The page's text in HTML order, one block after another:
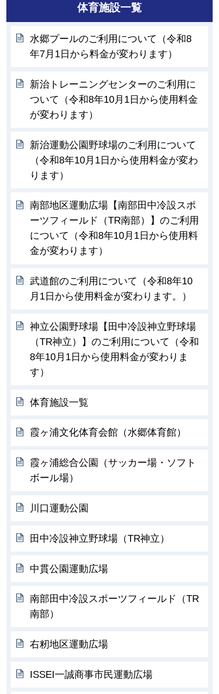
体育施設一覧
水郷プールのご利用について（令和8
年7月1日から料金が変わります）
新治トレーニングセンターのご利用に
ついて（令和8年10月1日から使用料金
が変わります）
新治運動公園野球場のご利用について
（令和8年10月1日から使用料金が変わ
ります）
南部地区運動広場【南部田中冷設スポ
ーツフィールド（TR南部）】のご利用
について（令和8年10月1日から使用料
金が変わります）
武道館のご利用について（令和8年10
月1日から使用料金が変わります。）
神立公園野球場【田中冷設神立野球場
（TR神立）】のご利用について（令和
8年10月1日から使用料金が変わりま
す）
体育施設一覧
霞ヶ浦文化体育会館（水郷体育館）
霞ヶ浦総合公園（サッカー場・ソフト
ボール場）
川口運動公園
田中冷設神立野球場（TR神立）
中貫公園運動広場
南部田中冷設スポーツフィールド（TR
南部）
右籾地区運動広場
ISSEI一誠商事市民運動広場